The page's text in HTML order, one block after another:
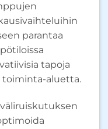
parantaa
tapoja
toiminta-aluetta.